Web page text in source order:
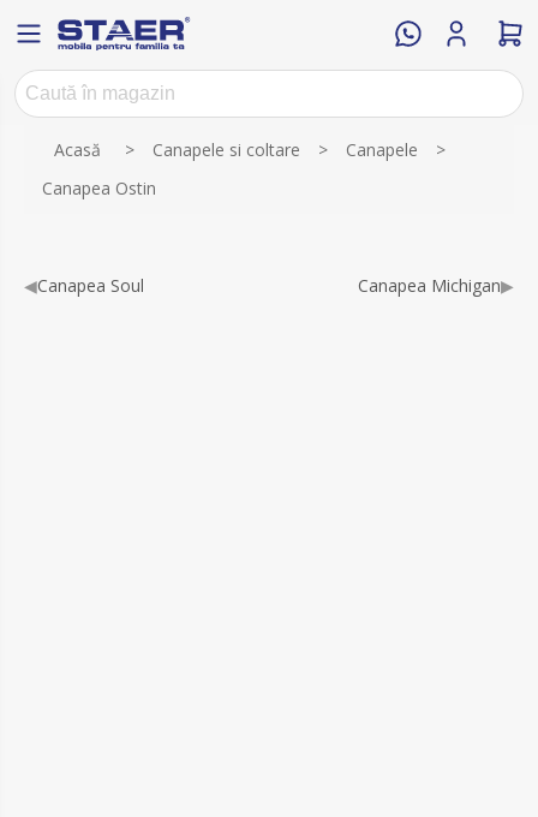
Acasă > Canapele si coltare > Canapele
>
Canapea Ostin
◀Canapea Soul Canapea Michigan▶
Numele atributului Valoarea atributului